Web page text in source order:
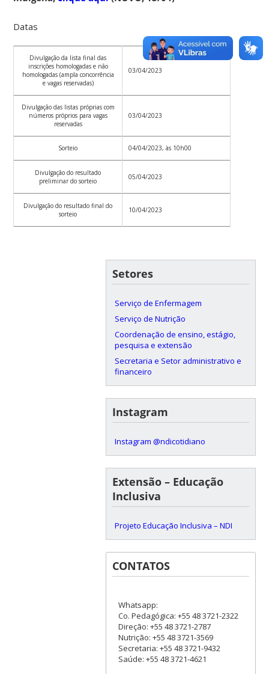
Datas
Divulgação da lista final das
inscrições homologadas e não
homologadas (ampla concorrência
e vagas reservadas)
03/04/2023
Divulgação das listas próprias com
números próprios para vagas
reservadas
03/04/2023
Sorteio 04/04/2023, às 10h00
Divulgação do resultado
preliminar do sorteio
05/04/2023
Divulgação do resultado final do
sorteio
10/04/2023
Setores
Serviço de Enfermagem
Serviço de Nutrição
Coordenação de ensino, estágio,
pesquisa e extensão
Secretaria e Setor administrativo e
financeiro
Instagram
Instagram @ndicotidiano
Extensão – Educação
Inclusiva
Projeto Educação Inclusiva – NDI
CONTATOS
Whatsapp:
Co. Pedagógica: +55 48 3721-2322
Direção: +55 48 3721-2787
Nutrição: +55 48 3721-3569
Secretaria: +55 48 3721-9432
Saúde: +55 48 3721-4621